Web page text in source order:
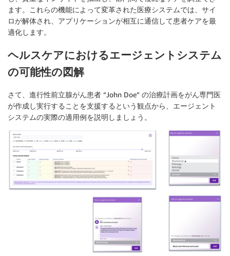
ます。これらの機能によって変革された医療システムでは、サイ
ロが解体され、アプリケーションが相互に通信して患者ケアを最
適化します。
ヘルスケアにおけるエージェントシステム
の可能性の図解
さて、進行性前立腺がん患者 “John Doe” の治療計画をがん専門医
が作成し実行することを支援するという観点から、エージェント
システムの実際の適用例を説明しましょう。